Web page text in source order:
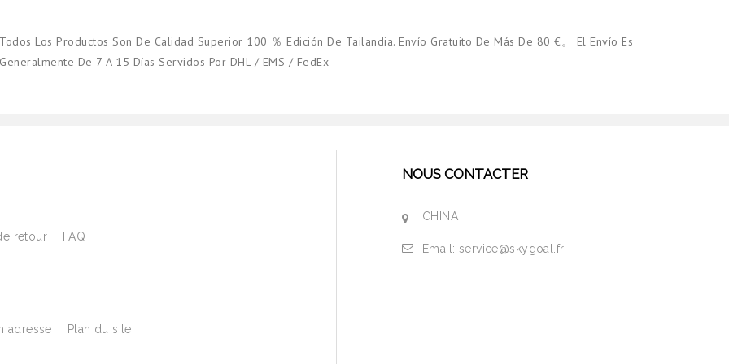
Todos Los Productos Son De Calidad Superior 100 ％ Edición De Tailandia. Envío Gratuito De Más De 80 €。 El Envío Es
Generalmente De 7 A 15 Días Servidos Por DHL / EMS / FedEx
retour FAQ
adresse Plan du site
NOUS CONTACTER
CHINA
Email: service@skygoal.fr